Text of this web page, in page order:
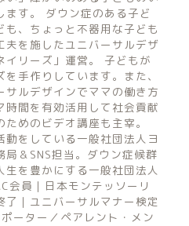
ます。 ダウン症のある子ど
、ちょっと不器用な子ども
を施したユニバーサルデザ
イリーズ」運営。 子どもが
手作りしています。また、
サルデザインでママの働き方
時間を有効活用して社会貢献
めのビデオ講座も主宰。
をしている一般社団法人ヨ
＆SNS担当。ダウン症候群
を豊かにする一般社団法人
会員｜日本モンテッソーリ
｜ユニバーサルマナー検定
ーター／ペアレント・メン